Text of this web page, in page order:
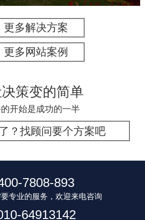
更多解决方案
更多网站案例
策变的简单
开始是成功的一半
？找顾问要个方案吧
7808-893
专业的服务，欢迎来电咨询
64913142